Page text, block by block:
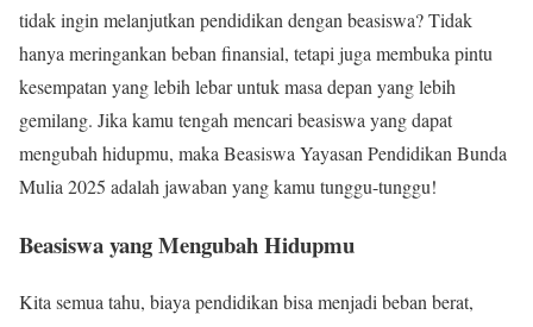
tidak ingin melanjutkan pendidikan dengan beasiswa? Tidak
hanya meringankan beban finansial, tetapi juga membuka pintu
kesempatan yang lebih lebar untuk masa depan yang lebih
gemilang. Jika kamu tengah mencari beasiswa yang dapat
mengubah hidupmu, maka Beasiswa Yayasan Pendidikan Bunda
Mulia 2025 adalah jawaban yang kamu tunggu-tunggu!
Beasiswa yang Mengubah Hidupmu
Kita semua tahu, biaya pendidikan bisa menjadi beban berat,